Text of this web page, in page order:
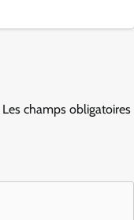
Les champs obligatoires